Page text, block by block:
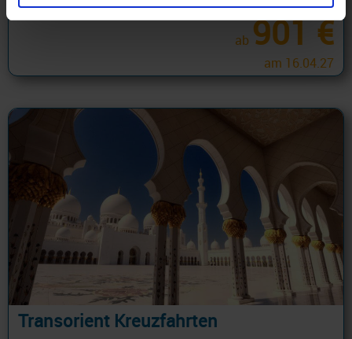
ab 901 €
am 16.04.27
Transorient Kreuzfahrten